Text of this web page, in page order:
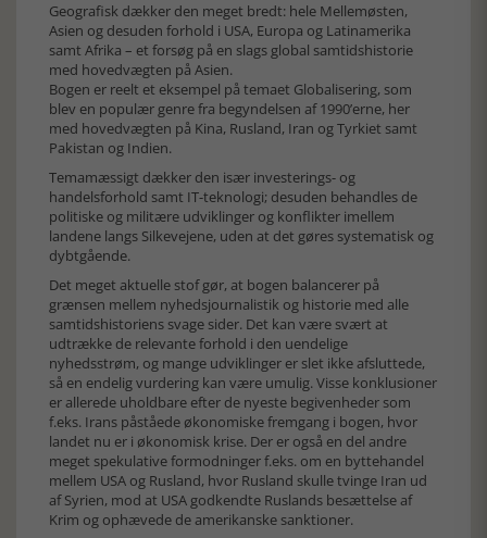
Geografisk dækker den meget bredt: hele Mellemøsten,
Asien og desuden forhold i USA, Europa og Latinamerika
samt Afrika – et forsøg på en slags global samtidshistorie
med hovedvægten på Asien.
Bogen er reelt et eksempel på temaet Globalisering, som
blev en populær genre fra begyndelsen af 1990’erne, her
med hovedvægten på Kina, Rusland, Iran og Tyrkiet samt
Pakistan og Indien.
Temamæssigt dækker den især investerings- og
handelsforhold samt IT-teknologi; desuden behandles de
politiske og militære udviklinger og konflikter imellem
landene langs Silkevejene, uden at det gøres systematisk og
dybtgående.
Det meget aktuelle stof gør, at bogen balancerer på
grænsen mellem nyhedsjournalistik og historie med alle
samtidshistoriens svage sider. Det kan være svært at
udtrække de relevante forhold i den uendelige
nyhedsstrøm, og mange udviklinger er slet ikke afsluttede,
så en endelig vurdering kan være umulig. Visse konklusioner
er allerede uholdbare efter de nyeste begivenheder som
f.eks. Irans påståede økonomiske fremgang i bogen, hvor
landet nu er i økonomisk krise. Der er også en del andre
meget spekulative formodninger f.eks. om en byttehandel
mellem USA og Rusland, hvor Rusland skulle tvinge Iran ud
af Syrien, mod at USA godkendte Ruslands besættelse af
Krim og ophævede de amerikanske sanktioner.